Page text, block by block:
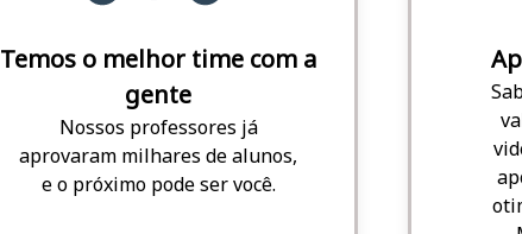
Temos o melhor time com a
gente
Nossos professores já
aprovaram milhares de alunos,
e o próximo pode ser você.